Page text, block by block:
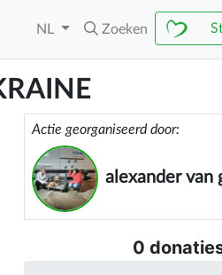
NL Zoeken
Actie georganiseerd door:
alexander van
0